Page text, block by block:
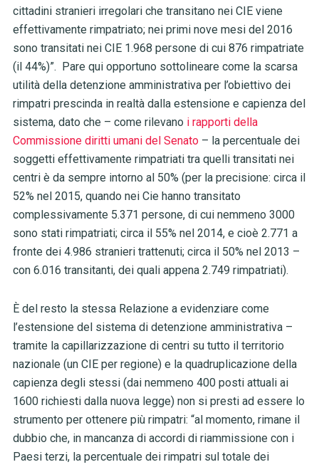
cittadini stranieri irregolari che transitano nei CIE viene
effettivamente rimpatriato; nei primi nove mesi del 2016
sono transitati nei CIE 1.968 persone di cui 876 rimpatriate
(il 44%)”. Pare qui opportuno sottolineare come la scarsa
utilità della detenzione amministrativa per l’obiettivo dei
rimpatri prescinda in realtà dalla estensione e capienza del
sistema, dato che – come rilevano i rapporti della
Commissione diritti umani del Senato– la percentuale dei
soggetti effettivamente rimpatriati tra quelli transitati nei
centri è da sempre intorno al 50% (per la precisione: circa il
52% nel 2015, quando nei Cie hanno transitato
complessivamente 5.371 persone, di cui nemmeno 3000
sono stati rimpatriati; circa il 55% nel 2014, e cioè 2.771 a
fronte dei 4.986 stranieri trattenuti; circa il 50% nel 2013 –
con 6.016 transitanti, dei quali appena 2.749 rimpatriati).
È del resto la stessa Relazione a evidenziare come
l’estensione del sistema di detenzione amministrativa –
tramite la capillarizzazione di centri su tutto il territorio
nazionale (un CIE per regione) e la quadruplicazione della
capienza degli stessi (dai nemmeno 400 posti attuali ai
1600 richiesti dalla nuova legge) non si presti ad essere lo
strumento per ottenere più rimpatri: “al momento, rimane il
dubbio che, in mancanza di accordi di riammissione con i
Paesi terzi, la percentuale dei rimpatri sul totale dei